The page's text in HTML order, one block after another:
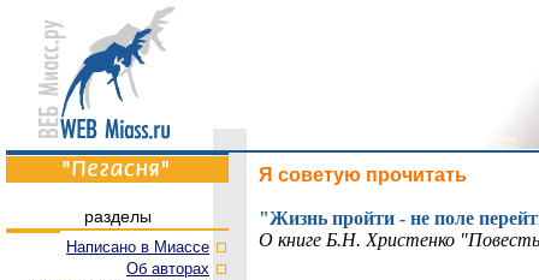
разделы
Написано в Миассе
Об авторах
Я советую прочитать
"Жизнь пройти - не поле
О книге Б.Н. Христенко